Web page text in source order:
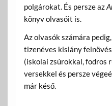
polgárokat. És persze az
könyv olvasóit is.
Az olvasók számára
tizenéves kislány
(iskolai zsúrokkal, fodros
versekkel és persze
már késő.